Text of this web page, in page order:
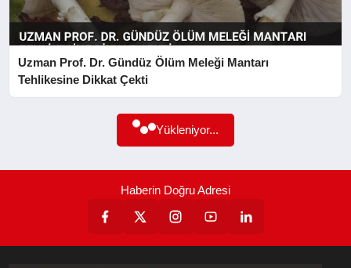
EKONOMI
SAĞLIK
Uzman Prof. Dr. Gündüz Ölüm Meleği Mantarı
Tehlikesine Dikkat Çekti
Yükleniyor...
Haberin Doğru Adresi